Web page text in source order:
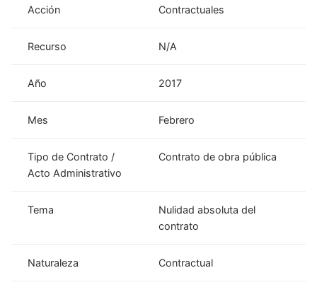
Acción
Contractuales
Recurso N/A
Año 2017
Mes Febrero
Tipo de Contrato /
Acto Administrativo
Contrato de obra pública
Tema
Nulidad absoluta del
contrato
Naturaleza Contractual